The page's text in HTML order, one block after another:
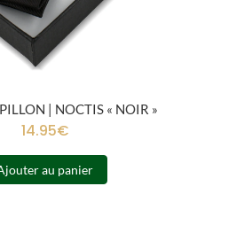
| NOCTIS « NOIR »
14.95€
au panier